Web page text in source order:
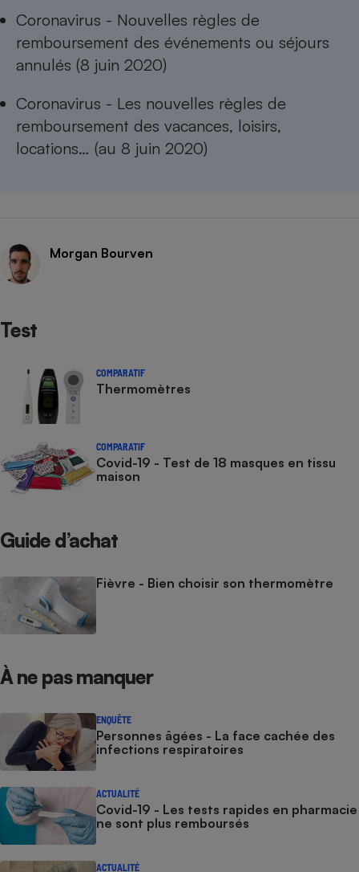
Coronavirus - Nouvelles règles de
remboursement des événements ou séjours
annulés (8 juin 2020)
Coronavirus - Les nouvelles règles de
remboursement des vacances, loisirs,
locations… (au 8 juin 2020)
Morgan Bourven
Test
COMPARATIF
Thermomètres
COMPARATIF
Covid-19 - Test de 18 masques en tissu
maison
Guide d’achat
Fièvre - Bien choisir son thermomètre
À ne pas manquer
ENQUÊTE
Personnes âgées - La face cachée des
infections respiratoires
ACTUALITÉ
Covid-19 - Les tests rapides en pharmacie
ne sont plus remboursés
ACTUALITÉ